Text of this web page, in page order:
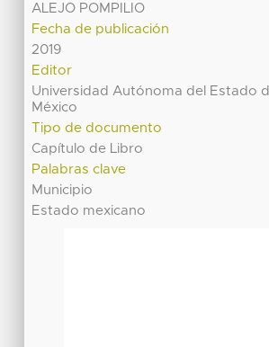
ALEJO POMPILIO
Fecha de publicación
2019
Editor
Universidad Autónoma del Estado
México
Tipo de documento
Capítulo de Libro
Palabras clave
Municipio
Estado mexicano